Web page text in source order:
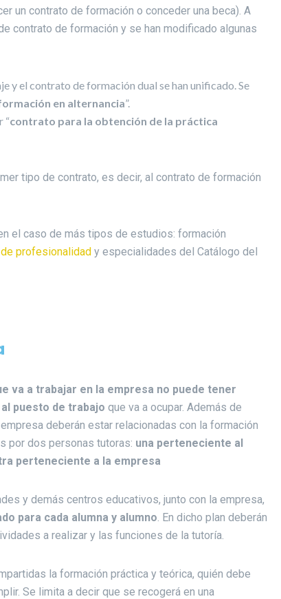
un contrato de formación o conceder una beca). A
contrato de formación y se han modificado algunas
y el contrato de formación dual se han unificado. Se
en alternancia”.
“contrato para la obtención de la práctica
tipo de contrato, es decir, al contrato de formación
el caso de más tipos de estudios: formación
profesionalidad y especialidades del Catálogo del
va a trabajar en la empresa no puede tener
puesto de trabajo que va a ocupar. Además de
deberán estar relacionadas con la formación
por dos personas tutoras: una perteneciente al
perteneciente a la empresa
y demás centros educativos, junto con la empresa,
para cada alumna y alumno. En dicho plan deberán
a realizar y las funciones de la tutoría.
la formación práctica y teórica, quién debe
Se limita a decir que se recogerá en una